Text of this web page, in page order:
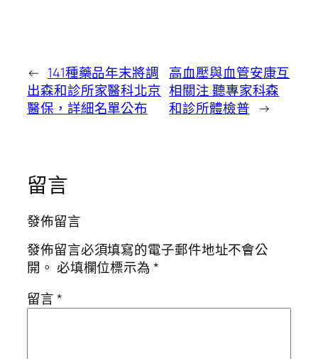
← 141種藥品年末將調
出森和診所家醫科北京
醫保，詳細名單公布
高血壓與血管安康互
相關注 聽專家科森
和診所體檢普 →
留言
發佈留言
發佈留言必須填寫的電子郵件地址不會公
開。 必填欄位標示為*
留言*